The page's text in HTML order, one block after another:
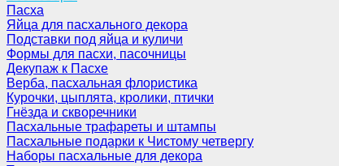
Пасха
Яйца для пасхального декора
Подставки под яйца и куличи
Формы для пасхи, пасочницы
Декупаж к Пасхе
Верба, пасхальная флористика
Курочки, цыплята, кролики, птички
Гнёзда и скворечники
Пасхальные трафареты и штампы
Пасхальные подарки к Чистому четвергу
Наборы пасхальные для декора